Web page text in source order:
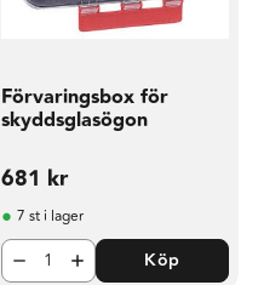
Förvaringsbox för
skyddsglasögon
681 kr
7 st i lager
Köp